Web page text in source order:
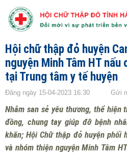
TRANG CHỦ HOẠT ĐỘNG CẤP
Hội chữ thập đỏ huyện
nguyện Minh Tâm HT nấu
tại Trung tâm y tế huyện
Đăng ngày 15-04-2023 16:30 Gửi
Nhằm san sẻ yêu thương, thể hiện
đồng, chung tay giúp đỡ bệnh
khăn; Hội Chữ thập đỏ huyện phối
và nhóm thiện nguyện Minh Tâm